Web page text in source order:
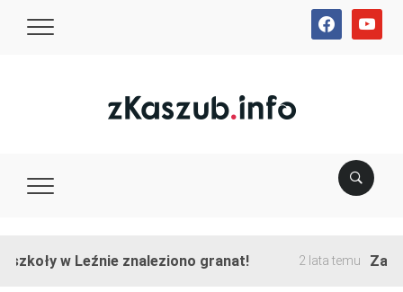
facebookyoutube
w Leźnie znaleziono granat! 2 lata temu